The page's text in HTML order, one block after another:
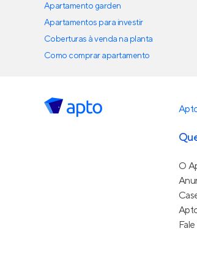
Apartamento garden
Apartamentos para investir
Coberturas à venda na planta
Como comprar apartamento
O